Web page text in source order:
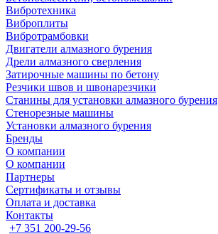
Вибротехника
Виброплиты
Вибротрамбовки
Двигатели алмазного бурения
Дрели алмазного сверления
Затирочные машины по бетону
Резчики швов и швонарезчики
Станины для установки алмазного бурения
Стенорезные машины
Установки алмазного бурения
Бренды
О компании
О компании
Партнеры
Cертификаты и отзывы
Оплата и доставка
Контакты
+7 351 200-29-56